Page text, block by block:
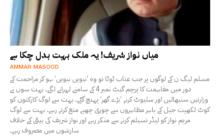
میاں نواز شریف! یہ ملک بہت بدل چکا ہے
AMMAR MASOOD
مسلم لیگ ن کے لوگوں پر جب عتاب ٹوٹا تو وہ ’نیویں نیویں‘ ہو کر مزاحمت کے
دور میں مفاہمت کا پرچم گیٹ نمبر 4 کے سامنے لہرانے لگے۔ بہت سوں نے
وزارتیں سنبھالیں اور سلیوٹ کرنے ’بڑے گھر‘ پہنچ گئے۔ بہت سے لوگ کارکنوں کو
کوٹ لکھپت جیل کے باہر مظاہروں سے چوری چھپے منع کرتے رہے۔ بہت سے لوگ
مریم نواز کو لیڈر تسیلم کرنے سے منکر رہے اور نواز شریف کی بیٹی کے خلاف
سازشوں میں مصروف رہے۔